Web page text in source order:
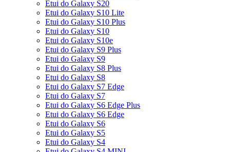
Etui do Galaxy S20
Etui do Galaxy S10 Lite
Etui do Galaxy S10 Plus
Etui do Galaxy S10
Etui do Galaxy S10e
Etui do Galaxy S9 Plus
Etui do Galaxy S9
Etui do Galaxy S8 Plus
Etui do Galaxy S8
Etui do Galaxy S7 Edge
Etui do Galaxy S7
Etui do Galaxy S6 Edge Plus
Etui do Galaxy S6 Edge
Etui do Galaxy S6
Etui do Galaxy S5
Etui do Galaxy S4